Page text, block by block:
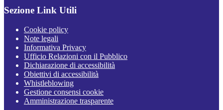
Sezione Link Utili
Cookie policy
Note legali
Informativa Privacy
Ufficio Relazioni con il Pubblico
Dichiarazione di accessibilità
Obiettivi di accessibilità
Whistleblowing
Gestione consensi cookie
Amministrazione trasparente